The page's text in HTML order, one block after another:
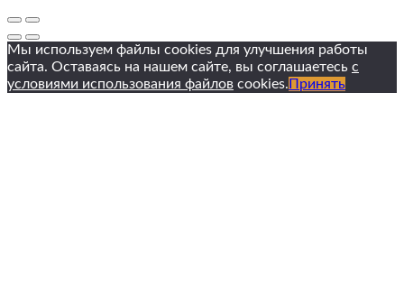
Мы используем файлы cookies для улучшения работы
сайта. Оставаясь на нашем сайте, вы соглашаетесь с
условиями использования файлов cookies. Принять